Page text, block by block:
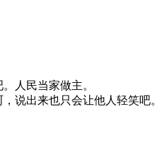
人民当家做主。
说出来也只会让他人轻笑吧。